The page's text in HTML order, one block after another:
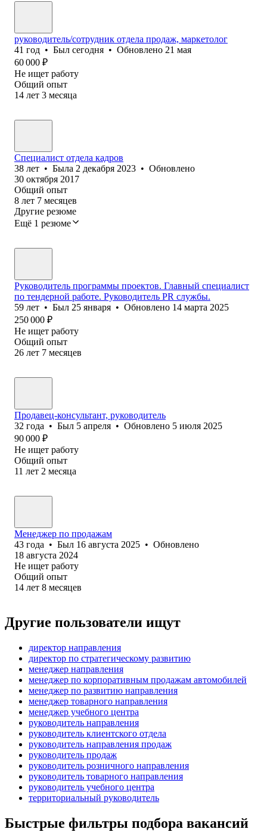
руководитель/сотрудник отдела продаж, маркетолог
41 год • Был сегодня • Обновлено 21 мая
60 000 ₽
Не ищет работу
Общий опыт
14 лет 3 месяца
Специалист отдела кадров
38 лет • Была 2 декабря 2023 • Обновлено
30 октября 2017
Общий опыт
8 лет 7 месяцев
Другие резюме
Ещё 1 резюме
Руководитель программы проектов. Главный специалист
по тендерной работе. Руководитель PR службы.
59 лет • Был 25 января • Обновлено 14 марта 2025
250 000 ₽
Не ищет работу
Общий опыт
26 лет 7 месяцев
Продавец-консультант, руководитель
32 года • Был 5 апреля • Обновлено 5 июля 2025
90 000 ₽
Не ищет работу
Общий опыт
11 лет 2 месяца
Менеджер по продажам
43 года • Был 16 августа 2025 • Обновлено
18 августа 2024
Не ищет работу
Общий опыт
14 лет 8 месяцев
Другие пользователи ищут
директор направления
директор по стратегическому развитию
менеджер направления
менеджер по корпоративным продажам автомобилей
менеджер по развитию направления
менеджер товарного направления
менеджер учебного центра
руководитель направления
руководитель клиентского отдела
руководитель направления продаж
руководитель продаж
руководитель розничного направления
руководитель товарного направления
руководитель учебного центра
территориальный руководитель
Быстрые фильтры подбора вакансий